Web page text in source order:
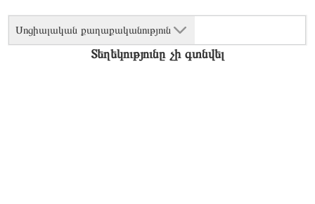
Սոցիալական քաղաքականություն
Տեղեկությունը չի գտնվել